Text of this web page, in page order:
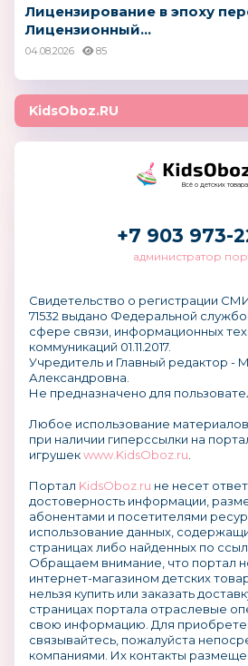
Лицензирование в эпоху
Лицензионный...
04.08.2026 85
KidsOboz.RU
Всё о детских
+7 903 973-
администратор
Свидетельство о регистрации
71532 выдано Федеральной
сфере связи, информационных
коммуникаций 01.11.2017.
Учредитель и Главный редактор -
Александровна.
Не предназначено для
Любое использование материалов
при наличии гиперссылки на
игрушекwww.KidsOboz.ru
Портал KidsOboz.ru не несет
достоверность информации,
абонентами и посетителями
использование данных,
страницах либо найденных по
Обращаем внимание, что портал
интернет-магазином детских
нельзя купить или заказать
страницах портала отраслевые
свою информацию. Для
связывайтесь, пожалуйста
компаниями. Их контакты